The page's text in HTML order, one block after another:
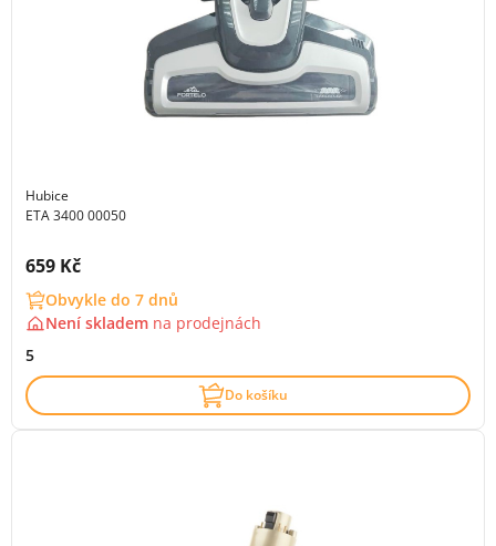
Hubice
ETA 3400 00050
Cena s DPH:
659 Kč
Obvykle do 7 dnů
Není skladem na prodejnách
5
Do košíku